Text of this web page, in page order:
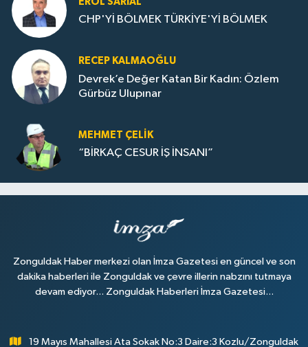
CHP'Yİ BÖLMEK TÜRKİYE'Yİ BÖLMEK
RECEP KALMAOĞLU
Devrek’e Değer Katan Bir Kadın: Özlem
Gürbüz Ulupınar
MEHMET ÇELIK
“BİRKAÇ CESUR İŞ İNSANI”
Zonguldak Haber merkezi olan İmza Gazetesi en güncel ve son
dakika haberleri ile Zonguldak ve çevre illerin nabzını tutmaya
devam ediyor... Zonguldak Haberleri İmza Gazetesi...
19 Mayıs Mahallesi Ata Sokak No:3 Daire:3 Kozlu/Zonguldak